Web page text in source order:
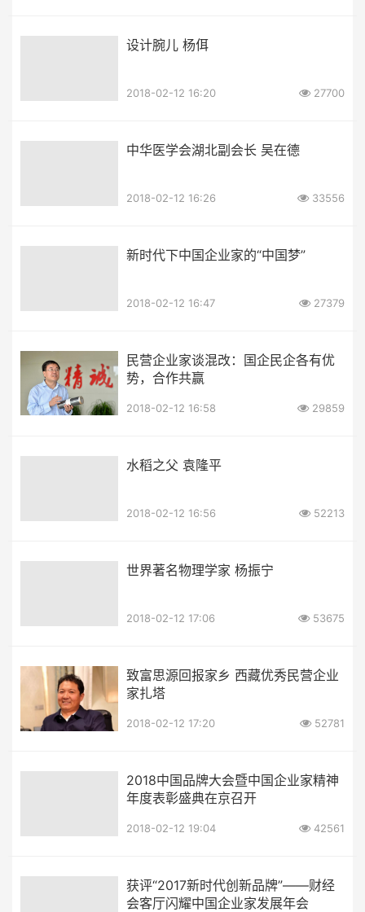
设计腕儿 杨佴
2018-02-12 16:20 27700
中华医学会湖北副会长 吴在德
2018-02-12 16:26 33556
新时代下中国企业家的“中国梦”
2018-02-12 16:47 27379
民营企业家谈混改：国企民企各有优
势，合作共赢
2018-02-12 16:58 29859
水稻之父 袁隆平
2018-02-12 16:56 52213
世界著名物理学家 杨振宁
2018-02-12 17:06 53675
致富思源回报家乡 西藏优秀民营企业
家扎塔
2018-02-12 17:20 52781
2018中国品牌大会暨中国企业家精神
年度表彰盛典在京召开
2018-02-12 19:04 42561
获评“2017新时代创新品牌”——财经
会客厅闪耀中国企业家发展年会